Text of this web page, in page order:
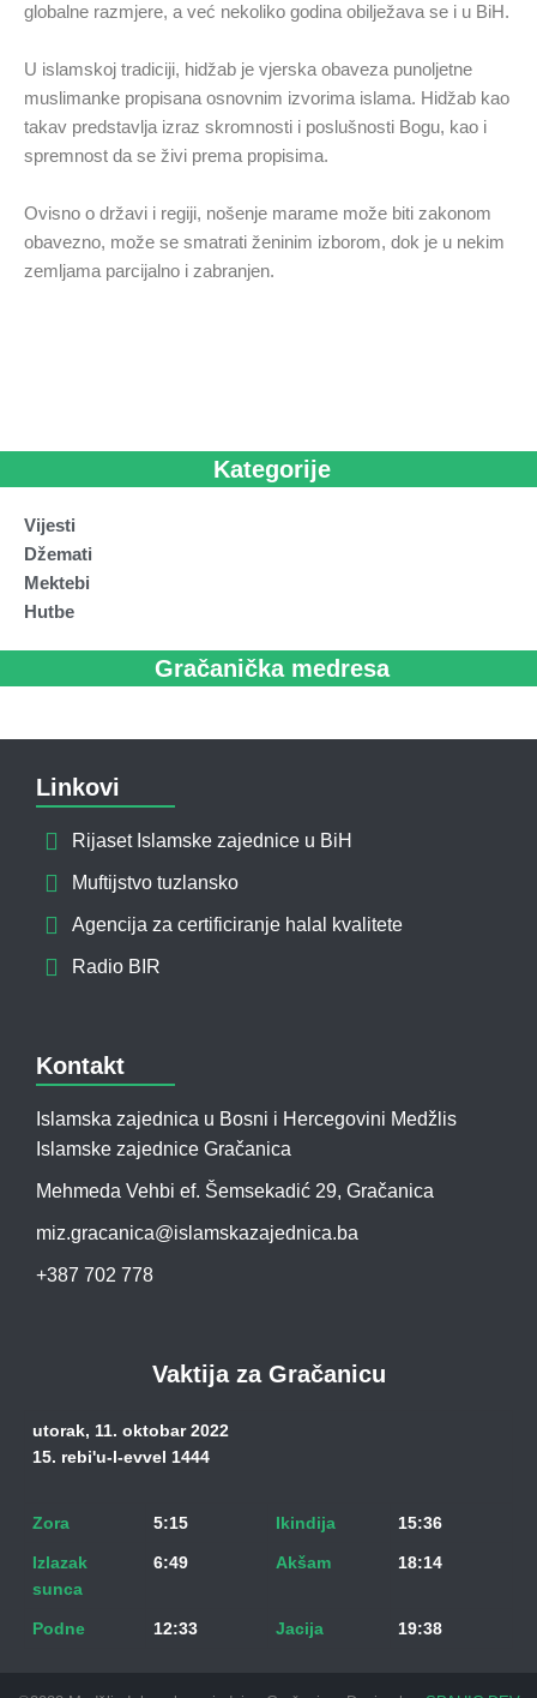
globalne razmjere, a već nekoliko godina obilježava se i u BiH.
U islamskoj tradiciji, hidžab je vjerska obaveza punoljetne
muslimanke propisana osnovnim izvorima islama. Hidžab kao
takav predstavlja izraz skromnosti i poslušnosti Bogu, kao i
spremnost da se živi prema propisima.
Ovisno o državi i regiji, nošenje marame može biti zakonom
obavezno, može se smatrati ženinim izborom, dok je u nekim
zemljama parcijalno i zabranjen.
Kategorije
Vijesti
Džemati
Mektebi
Hutbe
Gračanička medresa
Linkovi
Rijaset Islamske zajednice u BiH
Muftijstvo tuzlansko
Agencija za certificiranje halal kvalitete
Radio BIR
Kontakt
Islamska zajednica u Bosni i Hercegovini Medžlis
Islamske zajednice Gračanica
Mehmeda Vehbi ef. Šemsekadić 29, Gračanica
miz.gracanica@islamskazajednica.ba
+387 702 778
Vaktija za Gračanicu
utorak, 11. oktobar 2022
15. rebi'u-l-evvel 1444
Zora 5:15 Ikindija 15:36
Izlazak
sunca
6:49 Akšam 18:14
Podne 12:33 Jacija 19:38